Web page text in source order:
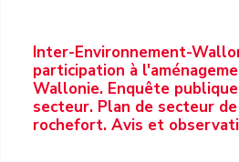
Inter-Environnement-
participation à
Wallonie. Enquête
secteur. Plan de secteur
rochefort. Avis et